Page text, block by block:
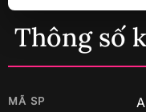
Thông số
MÃ SP